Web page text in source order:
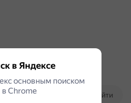
Войти
в Яндексе
основным поиском
в Сhrome